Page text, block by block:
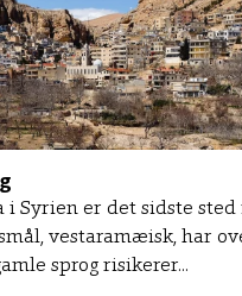
i Syrien er det sidste sted
vestaramæisk, har
sprog risikerer...